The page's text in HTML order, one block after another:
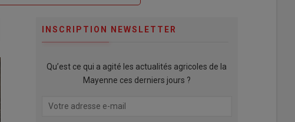
INSCRIPTION NEWSLETTER
Qu’est ce qui a agité les actualités agricoles de la
Mayenne ces derniers jours ?